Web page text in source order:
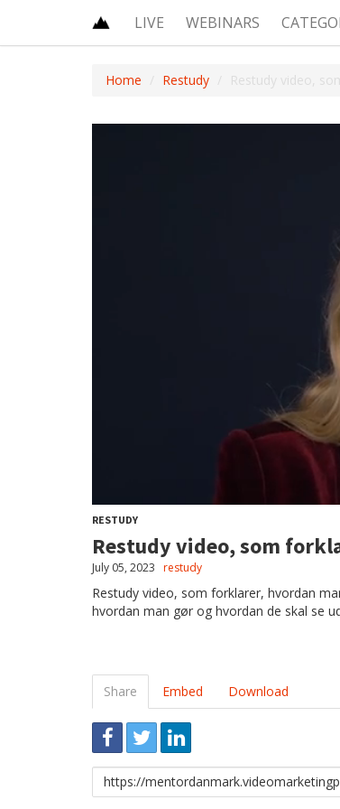
LIVE WEBINARS
Home Restudy Restudy video,
RESTUDY
Restudy video, som
July 05, 2023 restudy
Restudy video, som forklarer, hvordan
hvordan man gør og hvordan de skal se
Share Embed Download
Link
to